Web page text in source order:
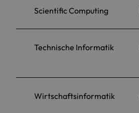
Scientific Computing
Technische Informatik
Wirtschaftsinformatik